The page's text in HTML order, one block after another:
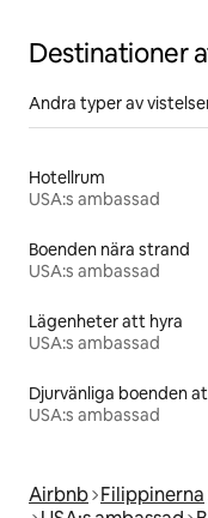
Destinationer
Andra typer av
Hotellrum
USA:s ambassad
Boenden nära strand
USA:s ambassad
Lägenheter att hyra
USA:s ambassad
Djurvänliga boenden
USA:s ambassad
Airbnb Filippinerna